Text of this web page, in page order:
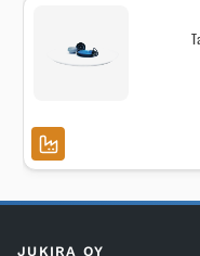
JUKIRA OY